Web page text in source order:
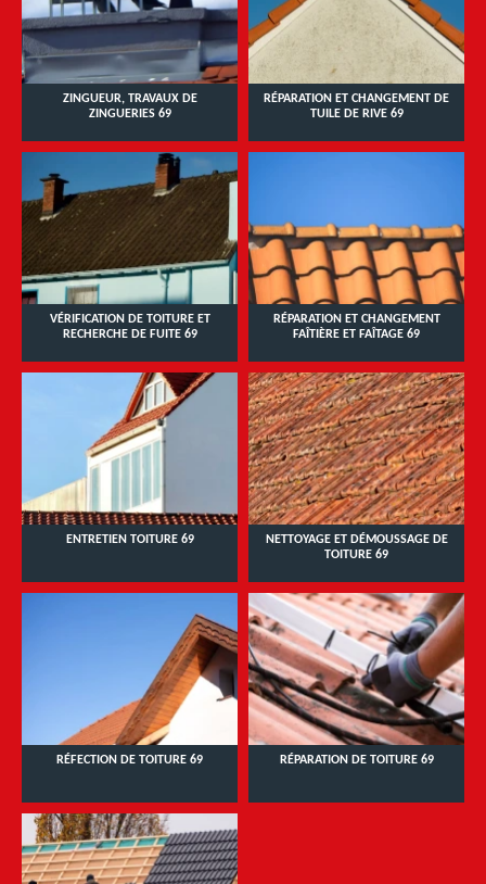
ZINGUEUR, TRAVAUX DE
ZINGUERIES 69
RÉPARATION ET CHANGEMENT DE
TUILE DE RIVE 69
VÉRIFICATION DE TOITURE ET
RECHERCHE DE FUITE 69
RÉPARATION ET CHANGEMENT
FAÎTIÈRE ET FAÎTAGE 69
ENTRETIEN TOITURE 69
NETTOYAGE ET DÉMOUSSAGE DE
TOITURE 69
RÉFECTION DE TOITURE 69 RÉPARATION DE TOITURE 69